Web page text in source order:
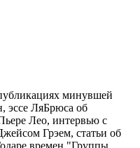
минувшей
эссе ЛяБрюса об
Лео, интервью с
Грэем, статьи об